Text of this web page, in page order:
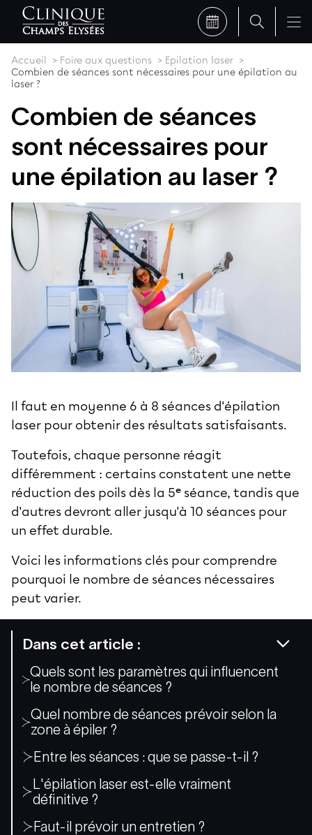
Accueil Foire aux questions
Epilation laser
Combien de séances sont nécessaires pour une épilation au
laser ?
Combien de séances
sont nécessaires pour
une épilation au laser ?
Il faut en moyenne 6 à 8 séances d'épilation
laser pour obtenir des résultats satisfaisants.
Toutefois, chaque personne réagit
différemment : certains constatent une nette
réduction des poils dès la 5ᵉ séance, tandis que
d'autres devront aller jusqu'à 10 séances pour
un effet durable.
Voici les informations clés pour comprendre
pourquoi le nombre de séances nécessaires
peut varier.
Dans cet article :
Quels sont les paramètres qui influencent
le nombre de séances ?
Quel nombre de séances prévoir selon la
zone à épiler ?
Entre les séances : que se passe-t-il ?
L'épilation laser est-elle vraiment
définitive ?
Faut-il prévoir un entretien ?